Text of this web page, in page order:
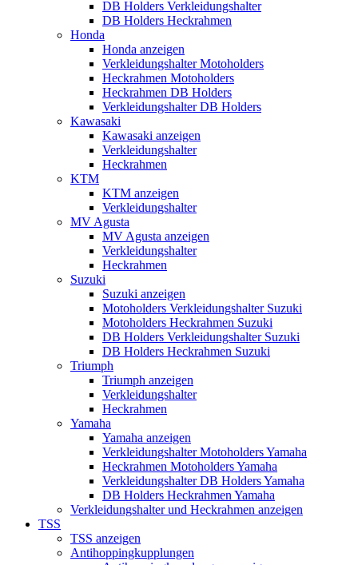
DB Holders Verkleidungshalter
DB Holders Heckrahmen
Honda
Honda anzeigen
Verkleidungshalter Motoholders
Heckrahmen Motoholders
Heckrahmen DB Holders
Verkleidungshalter DB Holders
Kawasaki
Kawasaki anzeigen
Verkleidungshalter
Heckrahmen
KTM
KTM anzeigen
Verkleidungshalter
MV Agusta
MV Agusta anzeigen
Verkleidungshalter
Heckrahmen
Suzuki
Suzuki anzeigen
Motoholders Verkleidungshalter Suzuki
Motoholders Heckrahmen Suzuki
DB Holders Verkleidungshalter Suzuki
DB Holders Heckrahmen Suzuki
Triumph
Triumph anzeigen
Verkleidungshalter
Heckrahmen
Yamaha
Yamaha anzeigen
Verkleidungshalter Motoholders Yamaha
Heckrahmen Motoholders Yamaha
Verkleidungshalter DB Holders Yamaha
DB Holders Heckrahmen Yamaha
Verkleidungshalter und Heckrahmen anzeigen
TSS
TSS anzeigen
Antihoppingkupplungen